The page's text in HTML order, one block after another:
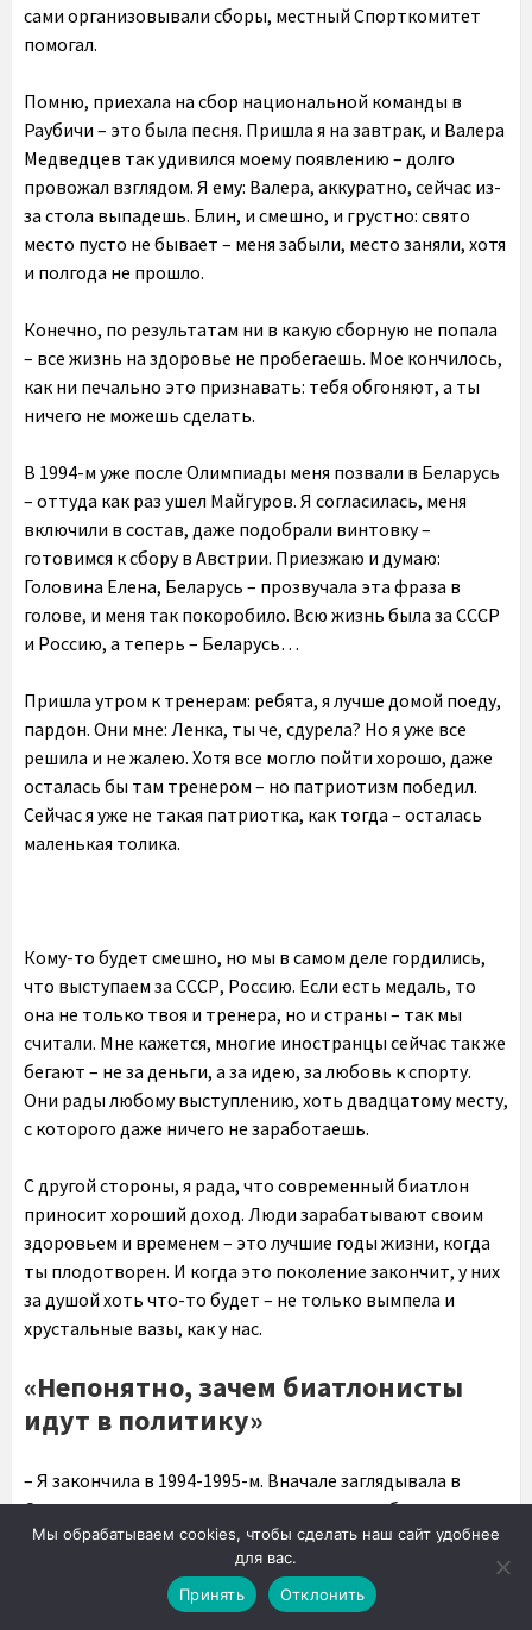
сами организовывали сборы, местный Спорткомитет
помогал.
Помню, приехала на сбор национальной команды в
Раубичи – это была песня. Пришла я на завтрак, и Валера
Медведцев так удивился моему появлению – долго
провожал взглядом. Я ему: Валера, аккуратно, сейчас из-
за стола выпадешь. Блин, и смешно, и грустно: свято
место пусто не бывает – меня забыли, место заняли, хотя
и полгода не прошло.
Конечно, по результатам ни в какую сборную не попала
– все жизнь на здоровье не пробегаешь. Мое кончилось,
как ни печально это признавать: тебя обгоняют, а ты
ничего не можешь сделать.
В 1994-м уже после Олимпиады меня позвали в Беларусь
– оттуда как раз ушел Майгуров. Я согласилась, меня
включили в состав, даже подобрали винтовку –
готовимся к сбору в Австрии. Приезжаю и думаю:
Головина Елена, Беларусь – прозвучала эта фраза в
голове, и меня так покоробило. Всю жизнь была за СССР
и Россию, а теперь – Беларусь…
Пришла утром к тренерам: ребята, я лучше домой поеду,
пардон. Они мне: Ленка, ты че, сдурела? Но я уже все
решила и не жалею. Хотя все могло пойти хорошо, даже
осталась бы там тренером – но патриотизм победил.
Сейчас я уже не такая патриотка, как тогда – осталась
маленькая толика.
Кому-то будет смешно, но мы в самом деле гордились,
что выступаем за СССР, Россию. Если есть медаль, то
она не только твоя и тренера, но и страны – так мы
считали. Мне кажется, многие иностранцы сейчас так же
бегают – не за деньги, а за идею, за любовь к спорту.
Они рады любому выступлению, хоть двадцатому месту,
с которого даже ничего не заработаешь.
С другой стороны, я рада, что современный биатлон
приносит хороший доход. Люди зарабатывают своим
здоровьем и временем – это лучшие годы жизни, когда
ты плодотворен. И когда это поколение закончит, у них
за душой хоть что-то будет – не только вымпела и
хрустальные вазы, как у нас.
«Непонятно, зачем биатлонисты
идут в политику»
– Я закончила в 1994-1995-м. Вначале заглядывала в
Спорткомитет, заикалась насчет того, чтобы
тренировать – но не взяли. Второй раз проситься не
стала. Было обидно, но потом все прошло: начинаешь
другую жизнь, переключаешься.
Мы обрабатываем cookies, чтобы сделать наш сайт удобнее
для вас.
Принять
Отклонить